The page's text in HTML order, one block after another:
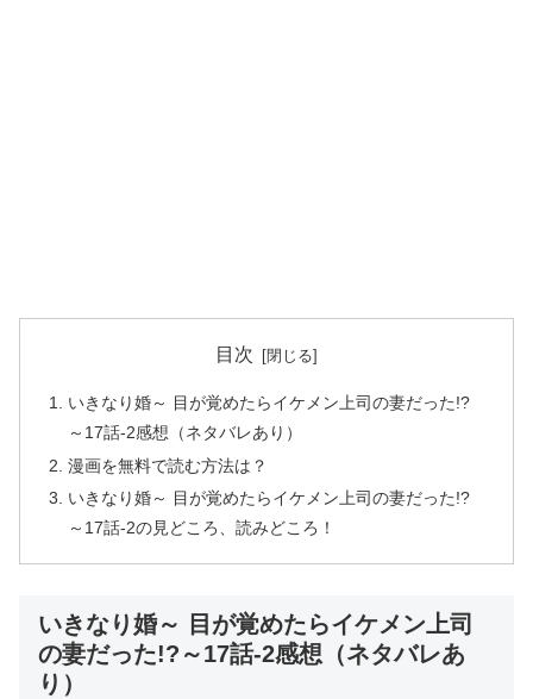
目次
いきなり婚～ 目が覚めたらイケメン上司の妻だった!?
～17話-2感想（ネタバレあり）
漫画を無料で読む方法は？
いきなり婚～ 目が覚めたらイケメン上司の妻だった!?
～17話-2の見どころ、読みどころ！
いきなり婚～ 目が覚めたらイケメン上司
の妻だった!?～17話-2感想（ネタバレあ
り）